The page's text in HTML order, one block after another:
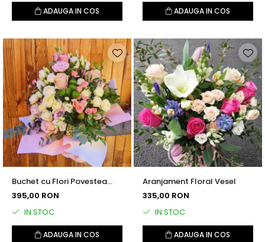
ADAUGA IN COS ADAUGA IN COS
Buchet cu Flori Povestea
Noastra
395,00 RON
IN STOC
ADAUGA IN COS
Aranjament Floral Vesel
335,00 RON
IN STOC
ADAUGA IN COS